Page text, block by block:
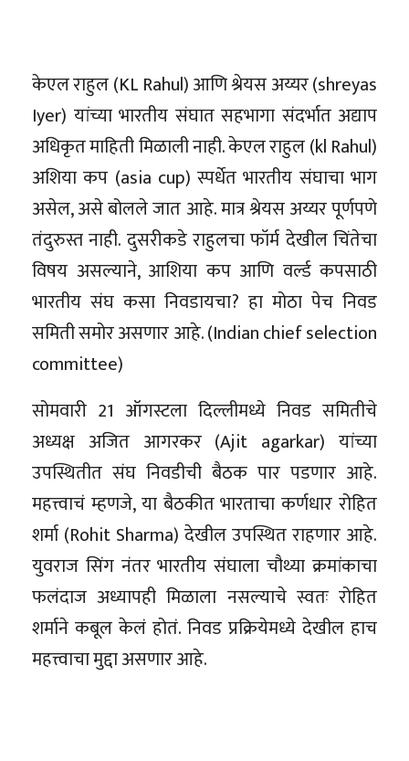
केएल राहुल (KL Rahul) आणि श्रेयस अय्यर (shreyas
Iyer) यांच्या भारतीय संघात सहभागा संदर्भात अद्याप
अधिकृत माहिती मिळाली नाही. केएल राहुल (kl Rahul)
अशिया कप (asia cup) स्पर्धेत भारतीय संघाचा भाग
असेल, असे बोलले जात आहे. मात्र श्रेयस अय्यर पूर्णपणे
तंदुरुस्त नाही. दुसरीकडे राहुलचा फॉर्म देखील चिंतेचा
विषय असल्याने, आशिया कप आणि वर्ल्ड कपसाठी
भारतीय संघ कसा निवडायचा? हा मोठा पेच निवड
समिती समोर असणार आहे. (Indian chief selection
committee)
सोमवारी 21 ऑगस्टला दिल्लीमध्ये निवड समितीचे
अध्यक्ष अजित आगरकर (Ajit agarkar) यांच्या
उपस्थितीत संघ निवडीची बैठक पार पडणार आहे.
महत्त्वाचं म्हणजे, या बैठकीत भारताचा कर्णधार रोहित
शर्मा (Rohit Sharma) देखील उपस्थित राहणार आहे.
युवराज सिंग नंतर भारतीय संघाला चौथ्या क्रमांकाचा
फलंदाज अध्यापही मिळाला नसल्याचे स्वतः रोहित
शर्माने कबूल केलं होतं. निवड प्रक्रियेमध्ये देखील हाच
महत्त्वाचा मुद्दा असणार आहे.